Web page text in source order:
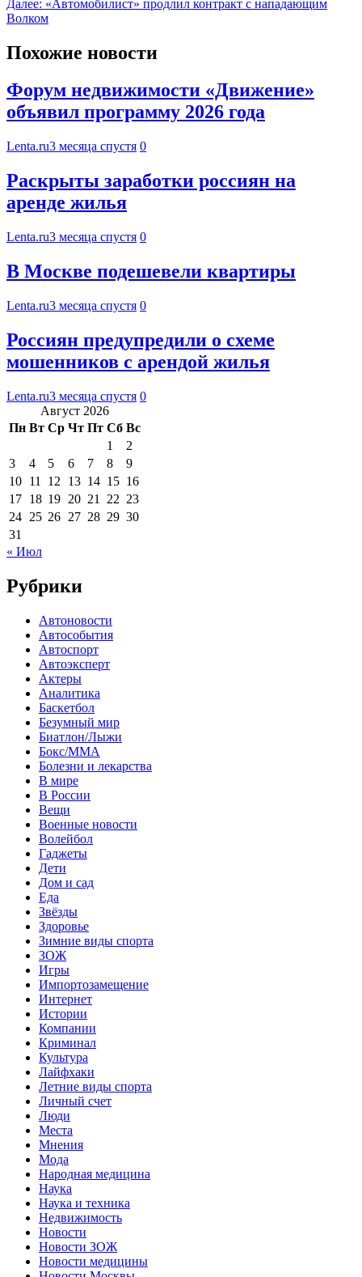
Далее: «Автомобилист» продлил контракт с нападающим
Волком
Похожие новости
Форум недвижимости «Движение»
объявил программу 2026 года
Lenta.ru3 месяца спустя 0
Раскрыты заработки россиян на
аренде жилья
Lenta.ru3 месяца спустя 0
В Москве подешевели квартиры
Lenta.ru3 месяца спустя 0
Россиян предупредили о схеме
мошенников с арендой жилья
Lenta.ru3 месяца спустя 0
Август 2026
Пн Вт Ср Чт Пт Сб Вс
1
2
3
4 5 6 7 8
9
10 11 12 13 14 15 16
17 18 19 20 21 22 23
24 25 26 27 28 29 30
31
« Июл
Рубрики
Автоновости
Автособытия
Автоспорт
Автоэксперт
Актеры
Аналитика
Баскетбол
Безумный мир
Биатлон/Лыжи
Бокс/MMA
Болезни и лекарства
В мире
В России
Вещи
Военные новости
Волейбол
Гаджеты
Дети
Дом и сад
Еда
Звёзды
Здоровье
Зимние виды спорта
ЗОЖ
Игры
Импортозамещение
Интернет
Истории
Компании
Криминал
Культура
Лайфхаки
Летние виды спорта
Личный счет
Люди
Места
Мнения
Мода
Народная медицина
Наука
Наука и техника
Недвижимость
Новости
Новости ЗОЖ
Новости медицины